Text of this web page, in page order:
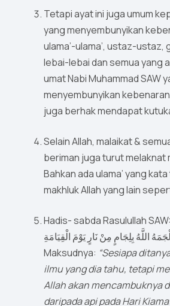
Tetapi ayat ini juga umum
yang menyembunyikan
ulama’-ulama’, ustaz-ustaz,
lebai-lebai dan semua yang
umat Nabi Muhammad SAW
menyembunyikan
juga berhak mendapat
Selain Allah, malaikat &
beriman juga turut melaknat
Bahkan ada ulama’ yang
makhluk Allah yang lain
Hadis- sabda Rasulullah SAW: مَنْ سُئِلَ عَنْ عِلْمٍ
اللَّهُ بِلِجَامٍ مِنْ نَارٍ يَوْمَ الْقِيَامَةِ
Maksudnya: “Sesiapa
ilmu yang dia tahu, tetapi
Allah akan mencambuknya
daripada api pada Hari